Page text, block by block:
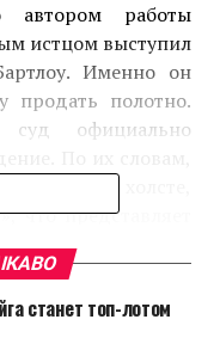
автором работы
истцом выступил
Именно он
продать полотно.
суд официально
на холсте,
что представляет
станет топ-лотом